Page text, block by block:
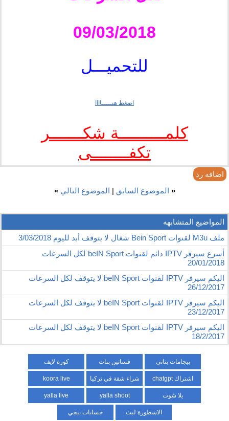
09/03/2018
للتحميـــل
اضغط هنـــــاااا
كلمــــــــــة شكـــــــر
تكفــــــــى
اضافه رد
« الموضوع السابق | الموضوع التالي »
المواضيع المتشابهه
ملف M3u لقنوات Bein Sport شغال لا يتوقف أبد لليوم 3/03/2018
أسرع سيرفر IPTV دائم لقنوات beIN Sport لكل السرعات
20/01/2018
اليكم سيرفر IPTV لقنوات beIN Sport لا يتوقف لكل السرعات
26/12/2017
اليكم سيرفر IPTV لقنوات beIN Sport لا يتوقف لكل السرعات
23/12/2017
اليكم سيرفر IPTV لقنوات beIN Sport لا يتوقف لكل السرعات
18/2/2017
بيجامات بناتي فساتين بنات كورة لايف
اشتراك chatgpt شراء شقة في تركيا koora live
يلا شوت yalla shoot
yalla live
الاسطورة لبث حسابات ببجي